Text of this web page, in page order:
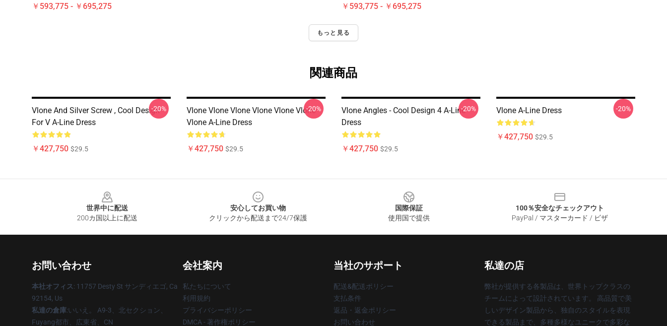
￥593,775 - ￥695,275 ￥593,775 - ￥695,275
もっと見る
関連商品
Vlone And Silver Screw , Cool Design
For V A-Line Dress
￥427,750 $29.5
-20%
Vlone Vlone Vlone Vlone Vlone Vlone
Vlone A-Line Dress
￥427,750 $29.5
-20%
Vlone Angles - Cool Design 4 A-Line
Dress
￥427,750 $29.5
-20% Vlone A-Line Dress
￥427,750 $29.5
-20%
世界中に配送
200カ国以上に配送
安心してお買い物
クリックから配送まで24/7保護
国際保証
使用国で提供
100％安全なチェックアウト
PayPal / マスターカード / ビザ
お問い合わせ
本社オフィス: 11757 Desty St サンディエゴ, Ca
92154, Us
私達の倉庫:いいえ。 A9-3、北セクション、
Fuyang都市、広東省、CN
会社案内
私たちについて
利用規約
プライバシーポリシー
DMCA - 著作権ポリシー
当社のサポート
配送&配送ポリシー
支払条件
返品・返金ポリシー
お問い合わせ
私達の店
弊社が提供する各製品は、世界トップクラスの
チームによって設計されています。 高品質で美
しいデザイン製品から、独自のスタイルを表現
できる製品まで、多種多様なユニークで多彩な